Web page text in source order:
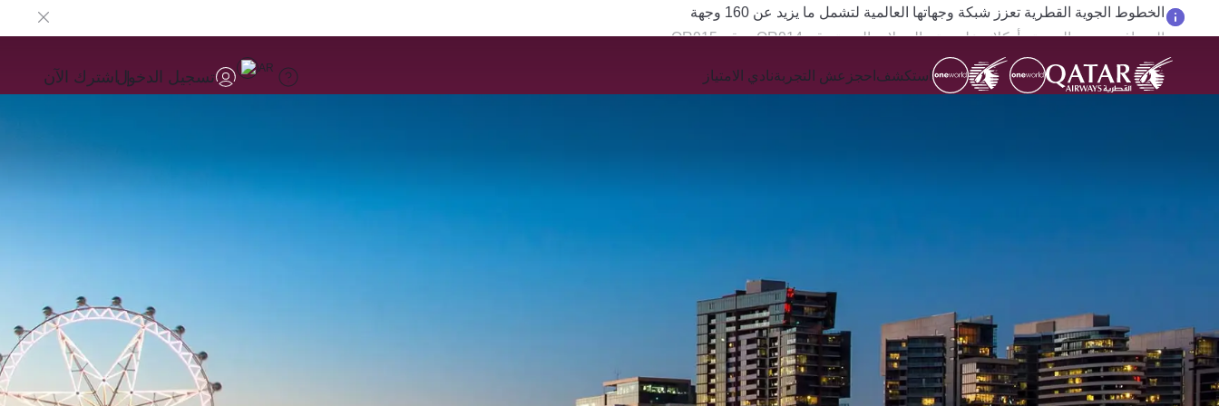
المسافرون بين الدوحة وأوكلاند على متن الرحلات الجوية رقم QR914 ورقم QR915
استكشف احجز عش التجربةنادي الامتياز AR تسجيل الدخولاشترك الآن